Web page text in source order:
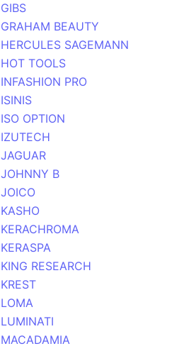
GIBS
GRAHAM BEAUTY
HERCULES SAGEMANN
HOT TOOLS
INFASHION PRO
ISINIS
ISO OPTION
IZUTECH
JAGUAR
JOHNNY B
JOICO
KASHO
KERACHROMA
KERASPA
KING RESEARCH
KREST
LOMA
LUMINATI
MACADAMIA